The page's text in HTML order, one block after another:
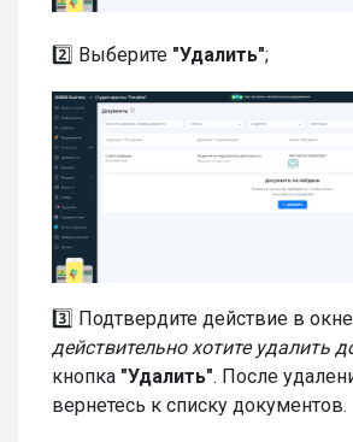
2️⃣ Выберите "Удалить";
3️⃣ Подтвердите действие в окне
действительно хотите удалить
кнопка "Удалить". После
вернетесь к списку документов.